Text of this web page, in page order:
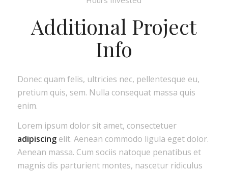
Additional Project
Info
Donec quam felis, ultricies nec, pellentesque eu,
pretium quis, sem. Nulla consequat massa quis
enim.
Lorem ipsum dolor sit amet, consectetuer
adipiscingelit. Aenean commodo ligula eget dolor.
Aenean massa. Cum sociis natoque penatibus et
magnis dis parturient montes, nascetur ridiculus